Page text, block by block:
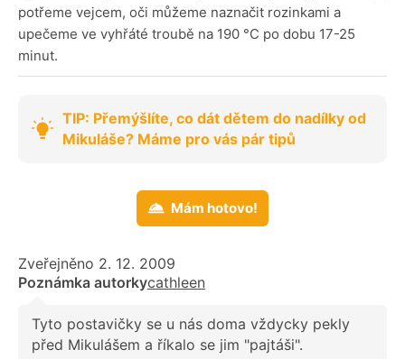
potřeme vejcem, oči můžeme naznačit rozinkami a
upečeme ve vyhřáté troubě na 190 °C po dobu 17-25
minut.
TIP: Přemýšlíte, co dát dětem do nadílky od
Mikuláše? Máme pro vás pár tipů
Mám hotovo!
Zveřejněno 2. 12. 2009
Poznámka autorkycathleen
Tyto postavičky se u nás doma vždycky pekly
před Mikulášem a říkalo se jim "pajtáši".